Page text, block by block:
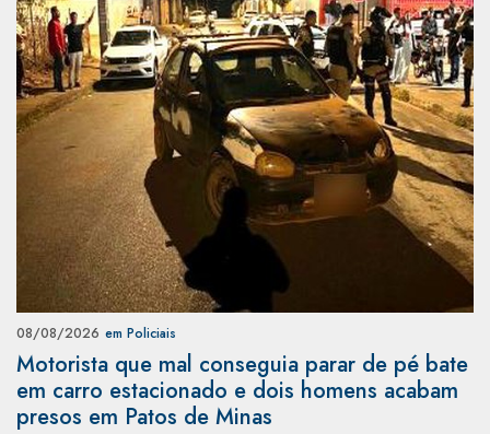
08/08/2026 em Policiais
Motorista que mal conseguia parar de pé bate
em carro estacionado e dois homens acabam
presos em Patos de Minas